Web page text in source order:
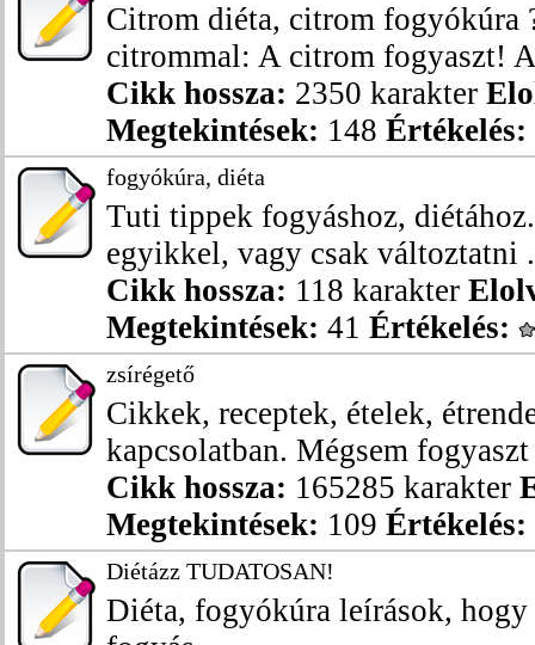
Citrom diéta, citrom fogyókúra
citrommal: A citrom fogyaszt!
Cikk hossza: 2350 karakter
Megtekintések: 148 Értékelés:
fogyókúra, diéta
Tuti tippek fogyáshoz,
egyikkel, vagy csak változtatni
Cikk hossza: 118 karakter
Megtekintések: 41 Értékelés:
zsírégető
Cikkek, receptek, ételek,
kapcsolatban. Mégsem
Cikk hossza: 165285 karakter
Megtekintések: 109 Értékelés:
Diétázz TUDATOSAN!
Diéta, fogyókúra leírások, hogy